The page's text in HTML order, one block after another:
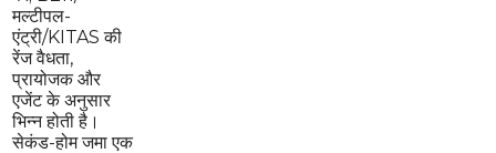
मल्टीपल-
एंट्री/KITAS की
रेंज वैधता,
प्रायोजक और
एजेंट के अनुसार
भिन्न होती है।
सेकंड-होम जमा एक